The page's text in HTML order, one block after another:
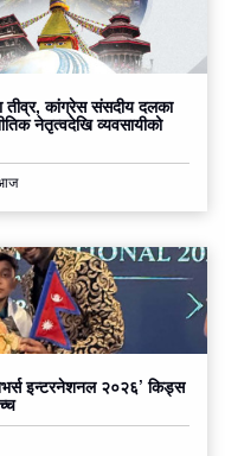
तीव्र, कांग्रेस संसदीय दलका
नेतृत्वदेखि व्यवसायीको
इन्टरनेशनल २०२६’ किड्स